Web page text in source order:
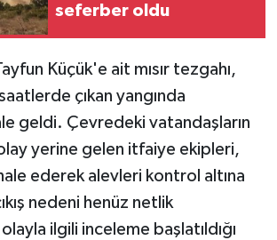
seferber oldu
Küçük'e ait mısır tezgahı,
çıkan yangında
geldi. Çevredeki vatandaşların
yerine gelen itfaiye ekipleri,
ederek alevleri kontrol altına
nedeni henüz netlik
ilgili inceleme başlatıldığı